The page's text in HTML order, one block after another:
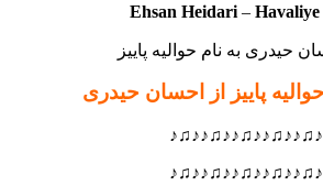
Ehsan Heidari– Havaliye
پاییز از احسان حیدری
♪♫♪♪♫♪♪♫♪♪♫♪♪♫♪
♪♫♪♪♫♪♪♫♪♪♫♪♪♫♪